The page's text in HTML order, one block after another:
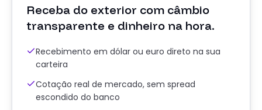
Receba do exterior com câmbio
transparente e dinheiro na hora.
Recebimento em dólar ou euro direto na sua
carteira
Cotação real de mercado, sem spread
escondido do banco